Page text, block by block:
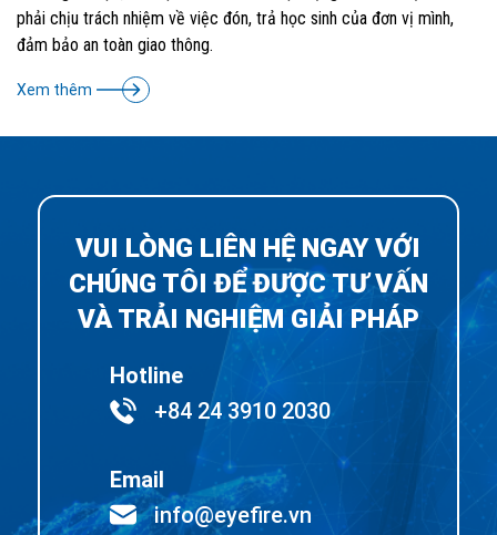
phải chịu trách nhiệm về việc đón, trả học sinh của đơn vị mình,
đảm bảo an toàn giao thông.
Xem thêm
VUI LÒNG LIÊN HỆ NGAY VỚI
CHÚNG TÔI ĐỂ ĐƯỢC TƯ VẤN
VÀ TRẢI NGHIỆM GIẢI PHÁP
Hotline
+84 24 3910 2030
Email
info@eyefire.vn